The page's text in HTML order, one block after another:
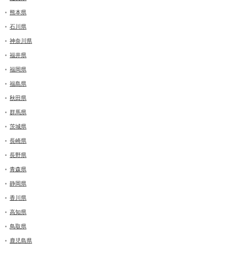
熊本県
石川県
神奈川県
福井県
福岡県
福島県
秋田県
群馬県
茨城県
長崎県
長野県
青森県
静岡県
香川県
高知県
鳥取県
鹿児島県